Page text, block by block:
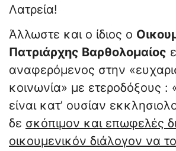
Λατρεία!
Άλλωστε και ο ίδιος ο
Πατριάρχης Βαρθολομαίος
αναφερόμενος στην
κοινωνία» με ετεροδόξους :
είναι κατ’ ουσίαν
δε σκόπιμον και επωφελές
οικουμενικόν διάλογον να